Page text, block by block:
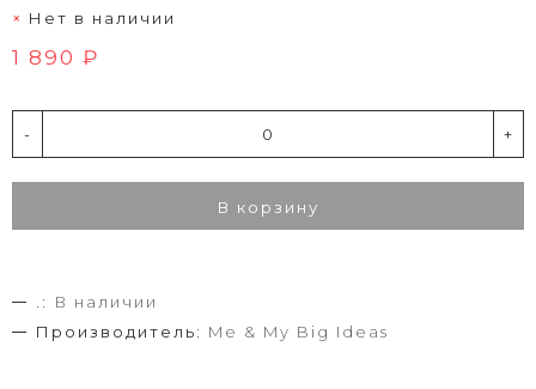
Нет в наличии
1 890 ₽
- +
В корзину
.:
В наличии
Производитель: Me & My Big Ideas